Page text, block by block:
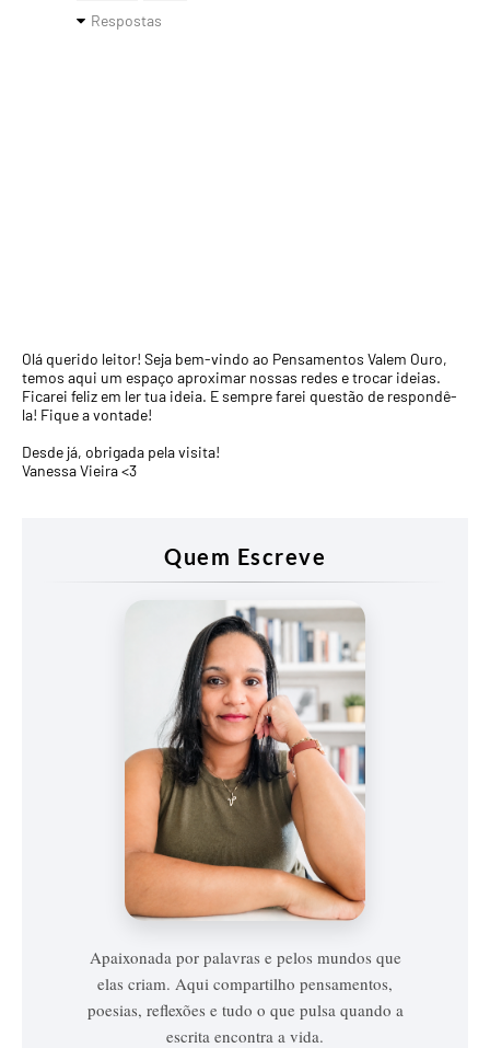
Respostas
Olá querido leitor! Seja bem-vindo ao Pensamentos Valem Ouro,
temos aqui um espaço aproximar nossas redes e trocar ideias.
Ficarei feliz em ler tua ideia. E sempre farei questão de respondê-
la! Fique a vontade!
Desde já, obrigada pela visita!
Vanessa Vieira <3
Quem Escreve
Vanessa
Vieira
Apaixonada por palavras e pelos mundos que
elas criam. Aqui compartilho pensamentos,
poesias, reflexões e tudo o que pulsa quando a
escrita encontra a vida.